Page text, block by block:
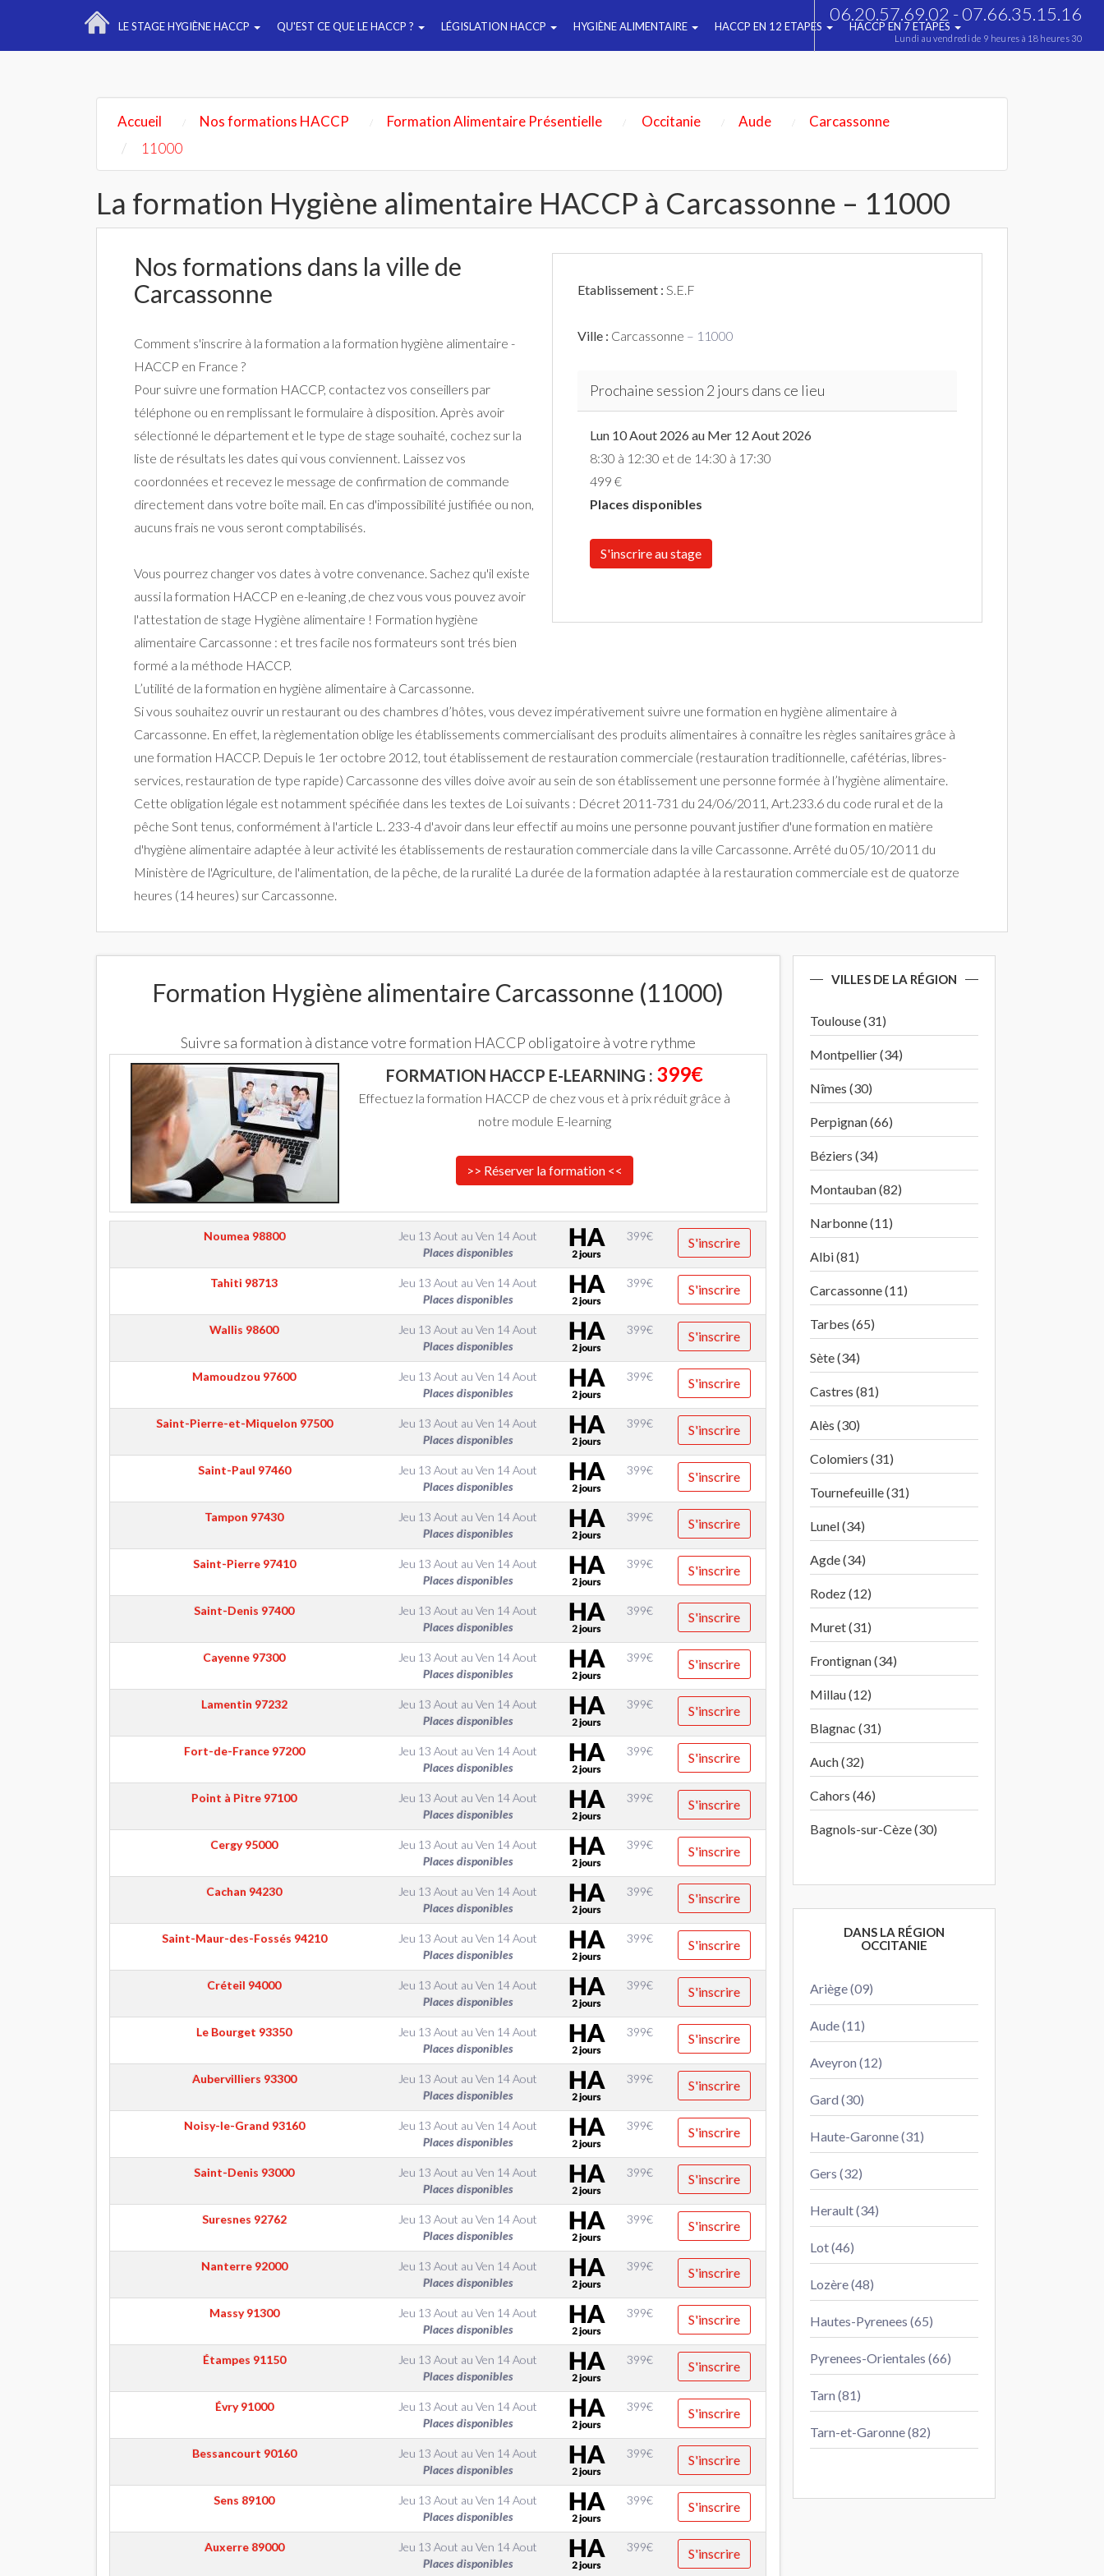
LE STAGE HYGIÈNE HACCP QU'EST CE QUE LE HACCP ? LÉGISLATION HACCP HYGIÈNE ALIMENTAIRE HACCP EN 12 ETAPES HACCP EN 7 ETAPES
06.20.57.69.02 - 07.66.35.15.16
Lundi au vendredi de 9 heures à 18 heures 30
Accueil Nos formations HACCP Formation Alimentaire Présentielle Occitanie Aude
Carcassonne
11000
La formation Hygiène alimentaire HACCP à Carcassonne – 11000
Nos formations dans la ville de
Carcassonne
Comment s'inscrire à la formation a la formation hygiène alimentaire -
HACCP en France ?
Pour suivre une formation HACCP, contactez vos conseillers par
téléphone ou en remplissant le formulaire à disposition. Après avoir
sélectionné le département et le type de stage souhaité, cochez sur la
liste de résultats les dates qui vous conviennent. Laissez vos
coordonnées et recevez le message de confirmation de commande
directement dans votre boîte mail. En cas d'impossibilité justifiée ou non,
aucuns frais ne vous seront comptabilisés.
Vous pourrez changer vos dates à votre convenance. Sachez qu'il existe
aussi la formation HACCP en e-leaning ,de chez vous vous pouvez avoir
l'attestation de stage Hygiène alimentaire ! Formation hygiène
alimentaire Carcassonne : et tres facile nos formateurs sont trés bien
formé a la méthode HACCP.
Etablissement : S.E.F
Ville : Carcassonne – 11000
Prochaine session 2 jours dans ce lieu
Lun 10 Aout 2026 au Mer 12 Aout 2026
8:30 à 12:30 et de 14:30 à 17:30
499 €
Places disponibles
S'inscrire au stage
L’utilité de la formation en hygiène alimentaire à Carcassonne.
Si vous souhaitez ouvrir un restaurant ou des chambres d’hôtes, vous devez impérativement suivre une formation en hygiène alimentaire à
Carcassonne. En effet, la règlementation oblige les établissements commercialisant des produits alimentaires à connaître les règles sanitaires grâce à
une formation HACCP. Depuis le 1er octobre 2012, tout établissement de restauration commerciale (restauration traditionnelle, cafétérias, libres-
services, restauration de type rapide) Carcassonne des villes doive avoir au sein de son établissement une personne formée à l’hygiène alimentaire.
Cette obligation légale est notamment spécifiée dans les textes de Loi suivants : Décret 2011-731 du 24/06/2011, Art.233.6 du code rural et de la
pêche Sont tenus, conformément à l'article L. 233-4 d'avoir dans leur effectif au moins une personne pouvant justifier d'une formation en matière
d'hygiène alimentaire adaptée à leur activité les établissements de restauration commerciale dans la ville Carcassonne. Arrêté du 05/10/2011 du
Ministère de l'Agriculture, de l'alimentation, de la pêche, de la ruralité La durée de la formation adaptée à la restauration commerciale est de quatorze
heures (14 heures) sur Carcassonne.
Formation Hygiène alimentaire Carcassonne (11000)
Suivre sa formation à distance votre formation HACCP obligatoire à votre rythme
FORMATION HACCP E-LEARNING : 399€
Effectuez la formation HACCP de chez vous et à prix réduit grâce à
notre module E-learning
>> Réserver la formation <<
Noumea 98800 Jeu 13 Aout auVen 14 Aout
Places disponibles
399€ S'inscrire
Tahiti 98713 Jeu 13 Aout auVen 14 Aout
Places disponibles
399€ S'inscrire
Wallis 98600 Jeu 13 Aout auVen 14 Aout
Places disponibles
399€ S'inscrire
Mamoudzou 97600 Jeu 13 Aout auVen 14 Aout
Places disponibles
399€ S'inscrire
Saint-Pierre-et-Miquelon 97500 Jeu 13 Aout auVen 14 Aout
Places disponibles
399€ S'inscrire
Saint-Paul 97460 Jeu 13 Aout auVen 14 Aout
Places disponibles
399€ S'inscrire
Tampon 97430 Jeu 13 Aout auVen 14 Aout
Places disponibles
399€ S'inscrire
Saint-Pierre 97410 Jeu 13 Aout auVen 14 Aout
Places disponibles
399€ S'inscrire
Saint-Denis 97400 Jeu 13 Aout auVen 14 Aout
Places disponibles
399€ S'inscrire
Cayenne 97300 Jeu 13 Aout auVen 14 Aout
Places disponibles
399€ S'inscrire
Lamentin 97232 Jeu 13 Aout auVen 14 Aout
Places disponibles
399€ S'inscrire
Fort-de-France 97200 Jeu 13 Aout auVen 14 Aout
Places disponibles
399€ S'inscrire
Point à Pitre 97100 Jeu 13 Aout auVen 14 Aout
Places disponibles
399€ S'inscrire
Cergy95000 Jeu 13 Aout auVen 14 Aout
Places disponibles
399€ S'inscrire
Cachan 94230 Jeu 13 Aout auVen 14 Aout
Places disponibles
399€ S'inscrire
Saint-Maur-des-Fossés 94210 Jeu 13 Aout auVen 14 Aout
Places disponibles
399€ S'inscrire
Créteil 94000 Jeu 13 Aout auVen 14 Aout
Places disponibles
399€ S'inscrire
Le Bourget 93350 Jeu 13 Aout auVen 14 Aout
Places disponibles
399€ S'inscrire
Aubervilliers 93300 Jeu 13 Aout auVen 14 Aout
Places disponibles
399€ S'inscrire
Noisy-le-Grand 93160 Jeu 13 Aout auVen 14 Aout
Places disponibles
399€ S'inscrire
Saint-Denis 93000 Jeu 13 Aout auVen 14 Aout
Places disponibles
399€ S'inscrire
Suresnes 92762 Jeu 13 Aout auVen 14 Aout
Places disponibles
399€ S'inscrire
Nanterre 92000 Jeu 13 Aout auVen 14 Aout
Places disponibles
399€ S'inscrire
Massy91300 Jeu 13 Aout auVen 14 Aout
Places disponibles
399€ S'inscrire
Étampes 91150 Jeu 13 Aout auVen 14 Aout
Places disponibles
399€ S'inscrire
Évry91000 Jeu 13 Aout auVen 14 Aout
Places disponibles
399€ S'inscrire
Bessancourt 90160 Jeu 13 Aout auVen 14 Aout
Places disponibles
399€ S'inscrire
Sens 89100 Jeu 13 Aout auVen 14 Aout
Places disponibles
399€ S'inscrire
Auxerre 89000 Jeu 13 Aout auVen 14 Aout
Places disponibles
399€ S'inscrire
VILLES DE LA RÉGION
Toulouse (31)
Montpellier (34)
Nîmes (30)
Perpignan (66)
Béziers (34)
Montauban (82)
Narbonne (11)
Albi (81)
Carcassonne (11)
Tarbes (65)
Sète (34)
Castres (81)
Alès (30)
Colomiers (31)
Tournefeuille (31)
Lunel (34)
Agde (34)
Rodez (12)
Muret (31)
Frontignan (34)
Millau (12)
Blagnac (31)
Auch (32)
Cahors (46)
Bagnols-sur-Cèze (30)
DANS LA RÉGION
OCCITANIE
Ariège (09)
Aude (11)
Aveyron (12)
Gard (30)
Haute-Garonne (31)
Gers (32)
Herault (34)
Lot (46)
Lozère (48)
Hautes-Pyrenees (65)
Pyrenees-Orientales (66)
Tarn (81)
Tarn-et-Garonne (82)